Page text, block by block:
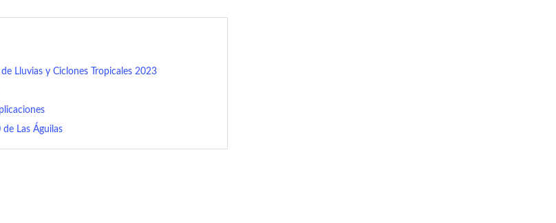
Lluvias y Ciclones Tropicales 2023
Las Águilas